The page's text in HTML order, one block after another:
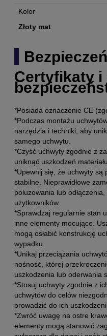
Kolor
Złoty mat
Certyfikaty i
*Posiada oznaczenie CE
*Podczas montażu
narzędzia i techniki, aby
samego uchwytu.
*Czyść uchwyty zgodnie z
uniknąć uszkodzeń materiału.
*Upewnij się, że uchwyty są
stabilne. Nieprawidłowe
poluzowania lub
użytkowników.
*Sprawdzaj regularnie stan
inne elementy mocujące.
mogą osłabić konstrukcję
wypadku.
*Unikaj przeciążania
nośność, której
uszkodzenia lub oderwania
*Stosuj uchwyty zgodnie z
uchwytów do celów
prowadzić do ich
*Zwróć uwagę na ostre
elementy mogą stanowić